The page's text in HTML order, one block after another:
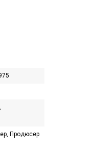
Продюсер